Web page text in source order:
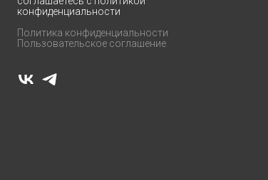
конфиденциальности
Политика конфиденциальности
Пользовательское соглашение